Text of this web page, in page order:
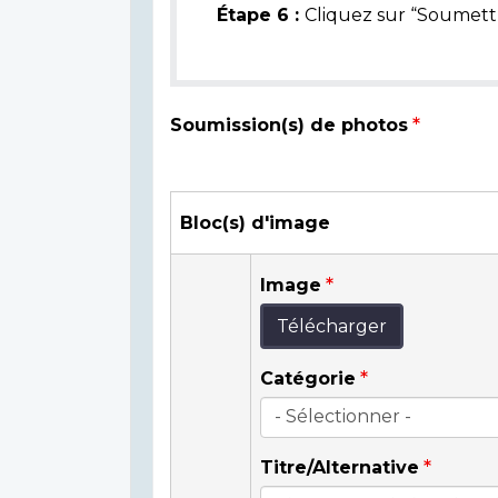
Étape 6 : Cliquez sur
Soumission(s) de photos
Bloc(s) d'image
Image
Télécharger
Catégorie
Titre/Alternative